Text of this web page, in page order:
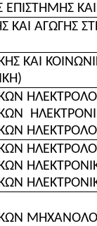
ΕΠΙΣΤΗΜΗΣ
ΚΑΙ ΑΓΩΓΗΣ
ΚΑΙ